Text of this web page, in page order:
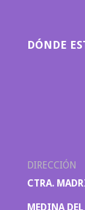
DÓNDE
DIRECCIÓN
CTRA.
MEDINA